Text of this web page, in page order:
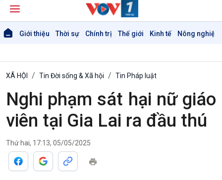
Giới thiệu Thời sự Chính trị Thế giới Kinh tế Nông nghiệp
Giới thiệu
XÃ HỘI Tin Đời sống & Xã hội Tin Pháp luật
Nghi phạm sát hại nữ giáo
viên tại Gia Lai ra đầu thú
Thứ hai, 17:13, 05/05/2025